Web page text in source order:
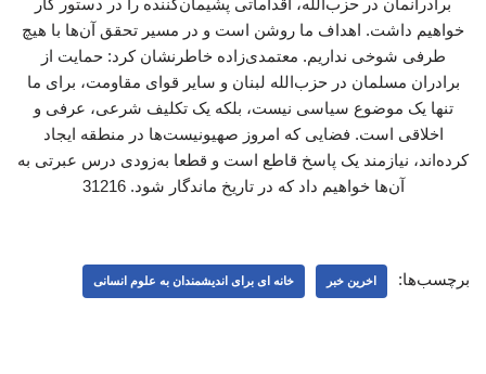
برادرانمان در حزب‌الله، اقداماتی پشیمان‌کننده را در دستور کار
خواهیم داشت. اهداف ما روشن است و در مسیر تحقق آن‌ها با هیچ
طرفی شوخی نداریم. معتمدی‌زاده خاطرنشان کرد: حمایت از
برادران مسلمان در حزب‌الله لبنان و سایر قوای مقاومت، برای ما
تنها یک موضوع سیاسی نیست، بلکه یک تکلیف شرعی، عرفی و
اخلاقی است. فضایی که امروز صهیونیست‌ها در منطقه ایجاد
کرده‌اند، نیازمند یک پاسخ قاطع است و قطعا به‌زودی درس عبرتی به
آن‌ها خواهیم داد که در تاریخ ماندگار شود. 31216
برچسب‌ها: اخرین خبر خانه ای برای اندیشمندان به علوم انسانی